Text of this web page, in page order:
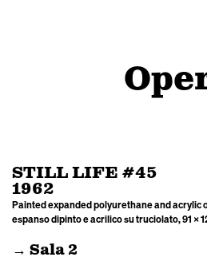
STILL LIFE #45
1962
Painted expanded polyurethane and acrylic
espanso dipinto e acrilico su truciolato, 91 ×
→ Sala 2